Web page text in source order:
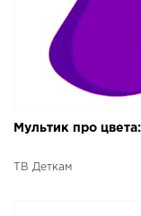
Мультик про
ТВ Деткам